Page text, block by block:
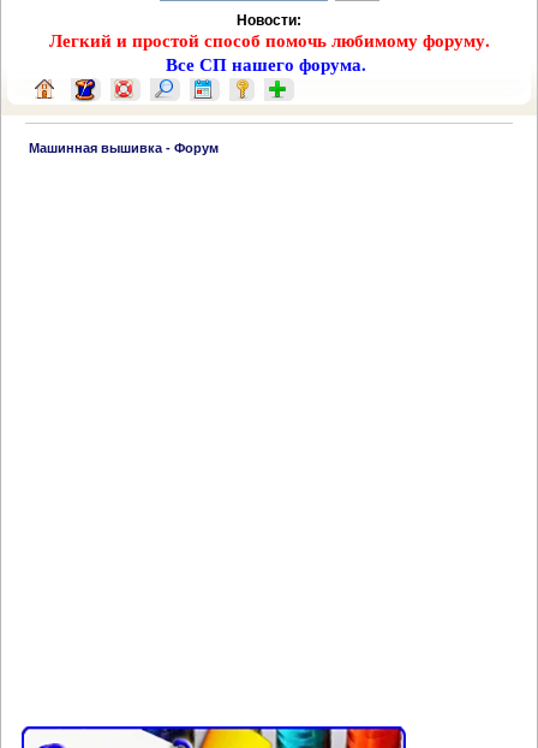
Новости:
Легкий и простой способ помочь любимому форуму.
Все СП нашего форума.
Машинная вышивка - Форум